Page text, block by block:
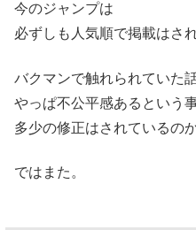
今のジャンプは
必ずしも人気順で掲載はさ
バクマンで触れられていた
やっぱ不公平感あるという事
多少の修正はされているの
ではまた。